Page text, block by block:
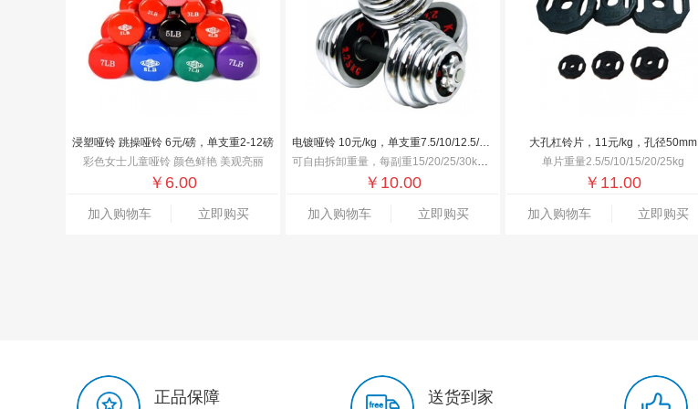
浸塑哑铃 跳操哑铃 6元/磅，单支重2-12磅
彩色女士儿童哑铃 颜色鲜艳 美观亮丽
￥ 6.00
加入购物车 立即购买
电镀哑铃 10元/kg，单支重7.5/10/12.5/15kg
可自由拆卸重量，每副重15/20/25/30kg，适合不同人群使用
￥ 10.00
加入购物车 立即购买
大孔杠铃片，11元/kg，孔径50mm
单片重量2.5/5/10/15/20/25kg
￥ 11.00
加入购物车 立即购买
正品保障 送货到家